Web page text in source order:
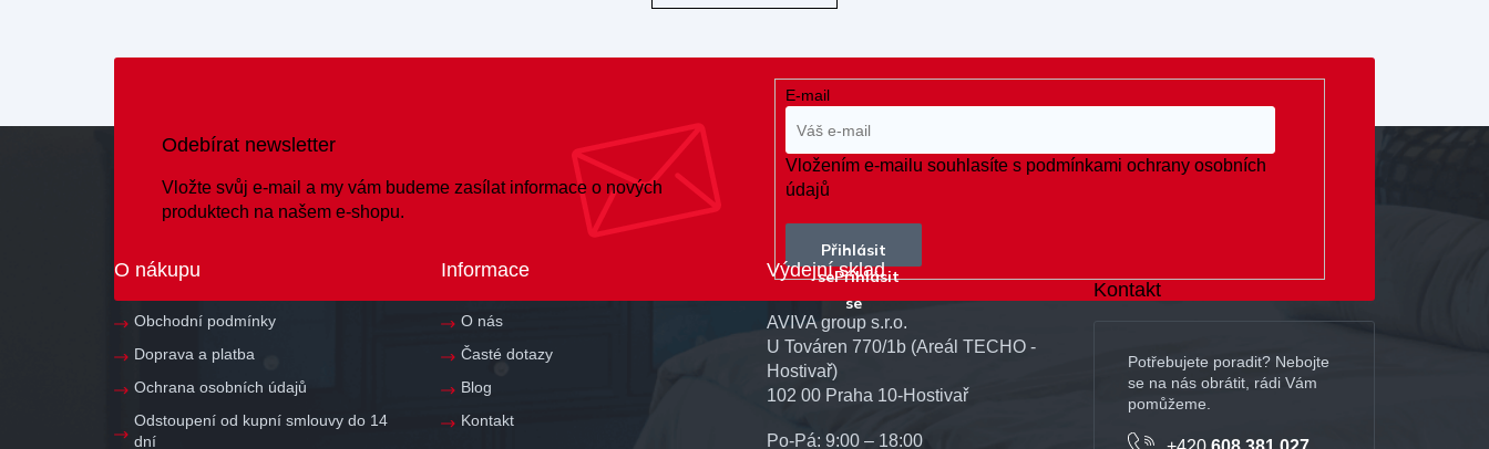
Odebírat newsletter
Vložte svůj e-mail a my vám budeme zasílat informace o nových
produktech na našem e-shopu.
E-mail
Vložením e-mailu souhlasíte s podmínkami ochrany osobních
údajů
Přihlásit
se
O nákupu
Obchodní podmínky
Doprava a platba
Ochrana osobních údajů
Odstoupení od kupní smlouvy do 14
dní
Informace
O nás
Časté dotazy
Blog
Kontakt
Výdejní sklad
AVIVA group s.r.o.
U Továren 770/1b (Areál TECHO -
Hostivař)
102 00 Praha 10-Hostivař
Po-Pá: 9:00 – 18:00
Kontakt